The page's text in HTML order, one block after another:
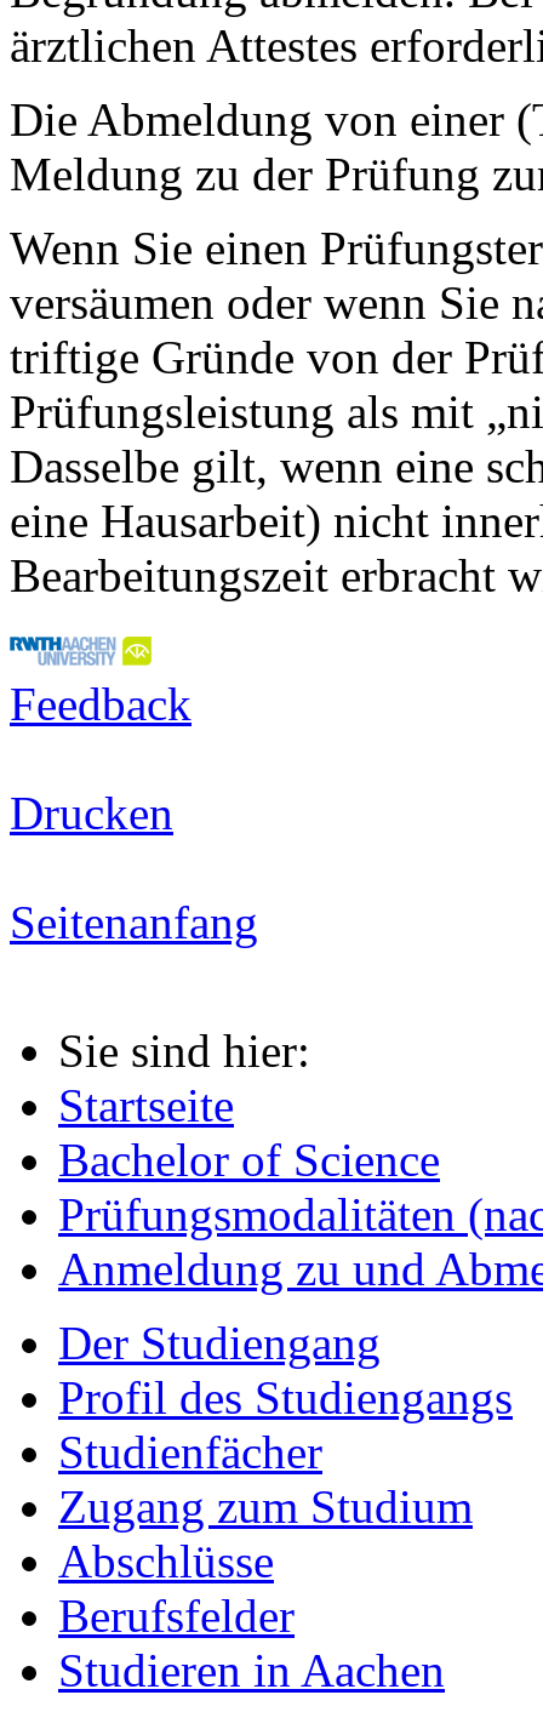
ärztlichen Attestes
Die Abmeldung von einer
Meldung zu der Prüfung
Wenn Sie einen
versäumen oder wenn Sie
triftige Gründe von der
Prüfungsleistung als mit
Dasselbe gilt, wenn eine
eine Hausarbeit) nicht
Bearbeitungszeit erbracht
Feedback
Drucken
Seitenanfang
Sie sind hier:
Startseite
Bachelor of Science
Prüfungsmodalitäten
Anmeldung zu und
Der Studiengang
Profil des Studiengangs
Studienfächer
Zugang zum Studium
Abschlüsse
Berufsfelder
Studieren in Aachen